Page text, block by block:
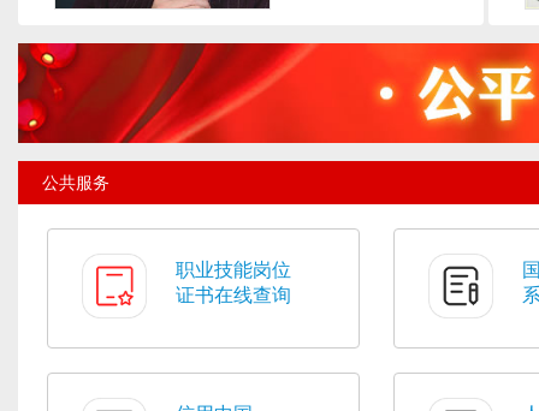
公共服务
职业技能岗位
证书在线查询